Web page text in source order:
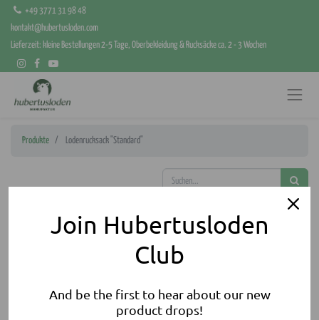
+49 3771 31 98 48
kontakt@hubertusloden.com
Lieferzeit: kleine Bestellungen 2-5 Tage, Oberbekleidung & Rucksäcke ca. 2 - 3 Wochen
Produkte Lodenrucksack "Standard"
Join Hubertusloden
Club
And be the first to hear about our new
product drops!